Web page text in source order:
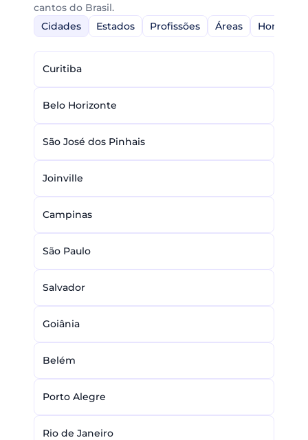
cantos do Brasil.
Cidades
Estados Profissões Áreas Home-
Curitiba
Belo Horizonte
São José dos Pinhais
Joinville
Campinas
São Paulo
Salvador
Goiânia
Belém
Porto Alegre
Rio de Janeiro